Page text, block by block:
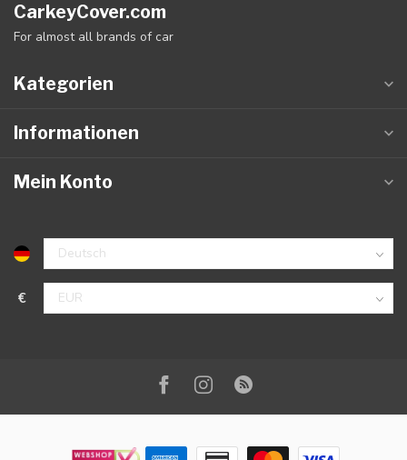
CarkeyCover.com
For almost all brands of car
Kategorien
Informationen
Mein Konto
€